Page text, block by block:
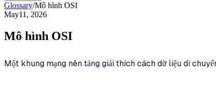
Glossary/Mô hình OSI
May11, 2026
Mô hình OSI
Một khung mạng nền tảng giải thích cách dữ liệu di